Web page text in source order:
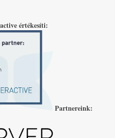
értékesíti:
Partnereink: